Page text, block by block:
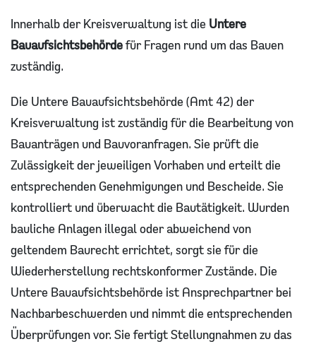
Innerhalb der Kreisverwaltung ist dieUntere
Bauaufsichtsbehördefür Fragen rund um das Bauen
zuständig.
Die Untere Bauaufsichtsbehörde (Amt 42) der
Kreisverwaltung ist zuständig für die Bearbeitung von
Bauanträgen und Bauvoranfragen. Sie prüft die
Zulässigkeit der jeweiligen Vorhaben und erteilt die
entsprechenden Genehmigungen und Bescheide. Sie
kontrolliert und überwacht die Bautätigkeit. Wurden
bauliche Anlagen illegal oder abweichend von
geltendem Baurecht errichtet, sorgt sie für die
Wiederherstellung rechtskonformer Zustände. Die
Untere Bauaufsichtsbehörde ist Ansprechpartner bei
Nachbarbeschwerden und nimmt die entsprechenden
Überprüfungen vor. Sie fertigt Stellungnahmen zu das
ÖPNV und Ostertalbahn
Zulassungsstelle
Leitbild
Bauen
Soziale Leistungen
Infos für Flüchtlinge und Zugewanderte